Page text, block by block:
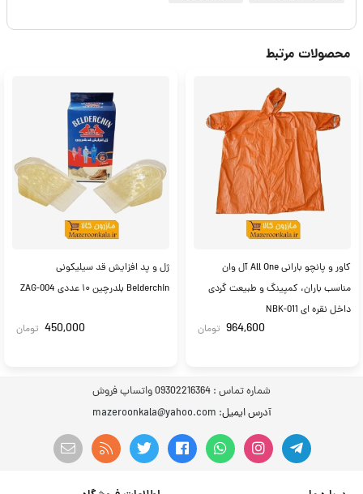
محصولات مرتبط
کاور و پانچو بارانی All One آل وان
مناسب باران، کمپینگ و طبیعت گردی
داخل نقره ای NBK-011
964,600 تومان
ژل و پد افزایش قد سیلیکونی
Belderchin بلدرچین ۱۰ عددی ZAG-004
450,000 تومان
شماره تماس : 09302216364 واتساپ فروش
آدرس ایمیل: mazeroonkala@yahoo.com